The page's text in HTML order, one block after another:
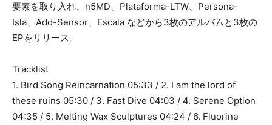
要素を取り入れ、n5MD、Plataforma-LTW、Persona-
Isla、Add-Sensor、Escala などから3枚のアルバムと3枚の
EPをリリース。
Tracklist
1. Bird Song Reincarnation 05:33 / 2. I am the lord of
these ruins 05:30 / 3. Fast Dive 04:03 / 4. Serene Option
04:35 / 5. Melting Wax Sculptures 04:24 / 6. Fluorine